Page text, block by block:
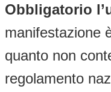
Obbligatorio
manifestazione
quanto non
regolamento